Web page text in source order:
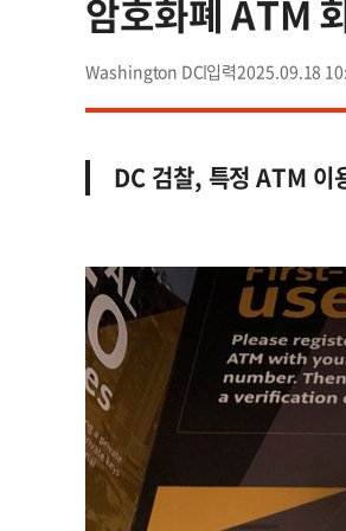
암호화폐 ATM
Washington DC 2025.09.18
DC 검찰, 특정 ATM 이